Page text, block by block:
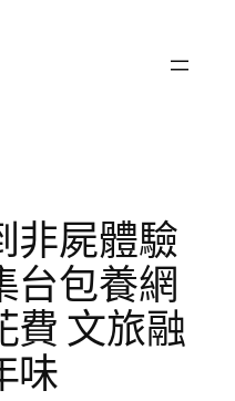
非屍體驗
台包養網
費 文旅融
味